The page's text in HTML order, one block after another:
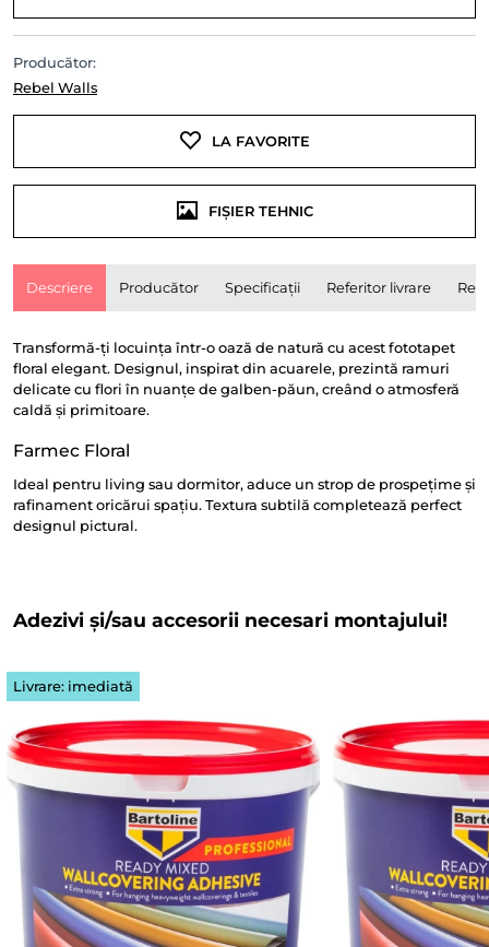
Producător:
Rebel Walls
LA FAVORITE
FIȘIER TEHNIC
Descriere Producător Specificații Referitor livrare
Transformă-ți locuința într-o oază de natură cu acest fototapet
floral elegant. Designul, inspirat din acuarele, prezintă ramuri
delicate cu flori în nuanțe de galben-păun, creând o atmosferă
caldă și primitoare.
Farmec Floral
Ideal pentru living sau dormitor, aduce un strop de prospețime și
rafinament oricărui spațiu. Textura subtilă completează perfect
designul pictural.
Adezivi și/sau accesorii necesari montajului!
Livrare: imediată